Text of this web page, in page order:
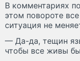
В комментариях
этом повороте
ситуация не
— Да-да, тещин
чтобы все живы